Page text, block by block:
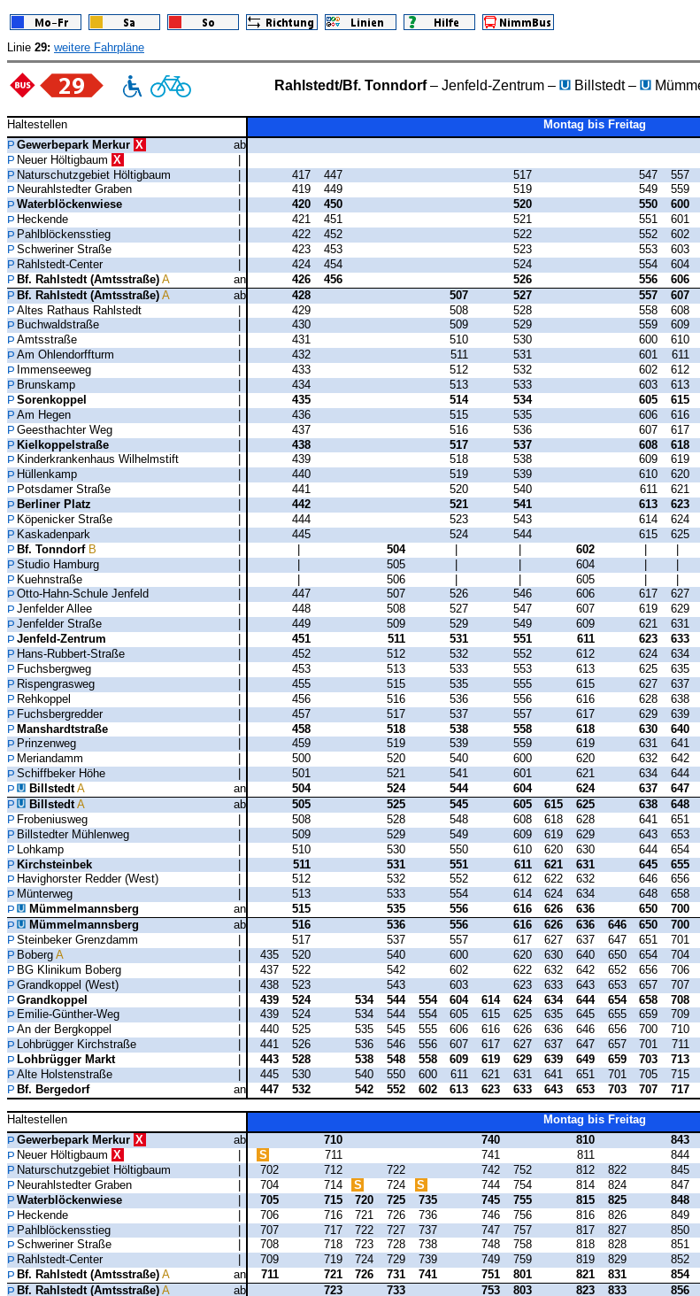
Linie 29: weitere Fahrpläne
Rahlstedt/Bf. Tonndorf– Jenfeld-Zentrum – Billstedt –
Haltestellen
Montag bis Freitag
Gewerbepark Merkur X ab
Neuer Höltigbaum X |
Naturschutzgebiet Höltigbaum
| 417 447 517 547 557
Neurahlstedter Graben
419 449 519 549 559
Waterblöckenwiese
420 450 520 550 600
Heckende
421 451 521 551 601
Pahlblöckensstieg
422 452 522 552 602
Schweriner Straße
423 453 523 553 603
Rahlstedt-Center
424 454 524 554 604
Bf. Rahlstedt (Amtsstraße)A an 426 456 526 556 606
Bf. Rahlstedt (Amtsstraße)A ab 428 507 527 557 607
Altes Rathaus Rahlstedt
| 429 508 528 558 608
Buchwaldstraße
430 509 529 559 609
Amtsstraße
431 510 530 600 610
Am Ohlendorffturm
432 511 531 601 611
Immenseeweg
433 512 532 602 612
Brunskamp
434 513 533 603 613
Sorenkoppel
435 514 534 605 615
Am Hegen
436 515 535 606 616
Geesthachter Weg
| 437 516 536 607 617
Kielkoppelstraße
| 438 517 537 608 618
Kinderkrankenhaus Wilhelmstift
439 518 538 609 619
Hüllenkamp
440 519 539 610 620
Potsdamer Straße
441 520 540 611 621
Berliner Platz
442 521 541 613 623
Köpenicker Straße
444 523 543 614 624
Kaskadenpark
445 524 544 615 625
Bf. TonndorfB 504 602
Studio Hamburg
| | 505 | | 604 | |
Kuehnstraße
| | 506 | | 605 | |
Otto-Hahn-Schule Jenfeld
447 507 526 546 606 617 627
Jenfelder Allee
448 508 527 547 607 619 629
Jenfelder Straße
449 509 529 549 609 621 631
Jenfeld-Zentrum
451 511 531 551 611 623 633
Hans-Rubbert-Straße
452 512 532 552 612 624 634
Fuchsbergweg
453 513 533 553 613 625 635
Rispengrasweg
455 515 535 555 615 627 637
Rehkoppel
| 456 516 536 556 616 628 638
Fuchsbergredder
| 457 517 537 557 617 629 639
Manshardtstraße
| 458 518 538 558 618 630 640
Prinzenweg
459 519 539 559 619 631 641
Meriandamm
500 520 540 600 620 632 642
Schiffbeker Höhe
501 521 541 601 621 634 644
BillstedtA an 504 524 544 604 624 637 647
Billstedt A ab 505 525 545 605 615 625 638 648
Frobeniusweg
508 528 548 608 618 628 641 651
Billstedter Mühlenweg
| 509 529 549 609 619 629 643 653
Lohkamp
| 510 530 550 610 620 630 644 654
Kirchsteinbek
| 511 531 551 611 621 631 645 655
Havighorster Redder (West)
512 532 552 612 622 632 646 656
Münterweg
513 533 554 614 624 634 648 658
Mümmelmannsberg
an 515 535 556 616 626 636 650 700
Mümmelmannsberg
ab 516 536 556 616 626 636 646 650 700
Steinbeker Grenzdamm
517 537 557 617 627 637 647 651 701
BobergA 435 520 540 600 620 630 640 650 654 704
BG Klinikum Boberg
437 522 542 602 622 632 642 652 656 706
Grandkoppel (West)
| 438 523 543 603 623 633 643 653 657 707
Grandkoppel
| 439 524 534 544 554 604 614 624 634 644 654 658 708
Emilie-Günther-Weg
439 524 534 544 554 605 615 625 635 645 655 659 709
An der Bergkoppel
440 525 535 545 555 606 616 626 636 646 656 700 710
Lohbrügger Kirchstraße
441 526 536 546 556 607 617 627 637 647 657 701 711
Lohbrügger Markt
443 528 538 548 558 609 619 629 639 649 659 703 713
Alte Holstenstraße
445 530 540 550 600 611 621 631 641 651 701 705 715
Bf. Bergedorf
an 447 532 542 552 602 613 623 633 643 653 703 707 717
Haltestellen
Montag bis Freitag
Gewerbepark Merkur X ab 710 740 810 843
Neuer Höltigbaum X S 711 741 811 844
Naturschutzgebiet Höltigbaum
702 712 722 742 752 812 822 845
Neurahlstedter Graben
704 714 S 724 S 744 754 814 824 847
Waterblöckenwiese
705 715 720 725 735 745 755 815 825 848
Heckende
| 706 716 721 726 736 746 756 816 826 849
Pahlblöckensstieg
| 707 717 722 727 737 747 757 817 827 850
Schweriner Straße
708 718 723 728 738 748 758 818 828 851
Rahlstedt-Center
709 719 724 729 739 749 759 819 829 852
Bf. Rahlstedt (Amtsstraße)A an 711 721 726 731 741 751 801 821 831 854
Bf. Rahlstedt (Amtsstraße)A ab 723 733 753 803 823 833 856